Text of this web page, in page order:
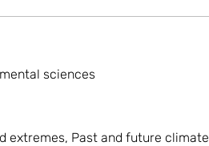
sciences
extremes, Past and future climate